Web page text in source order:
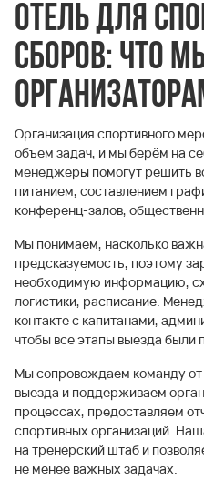
Отель для
сборов: что
Организация спортивного
объем задач, и мы берём на
менеджеры помогут решить
питанием, составлением
конференц-залов,
Мы понимаем, насколько
предсказуемость, поэтому
необходимую информацию,
логистики, расписание.
контакте с капитанами,
чтобы все этапы выезда
Мы сопровождаем команду
выезда и поддерживаем
процессах, предоставляем
спортивных организаций.
на тренерский штаб и
не менее важных задачах.